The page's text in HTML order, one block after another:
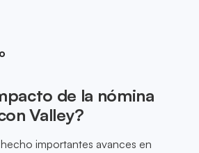
de la nómina
Valley?
importantes avances en